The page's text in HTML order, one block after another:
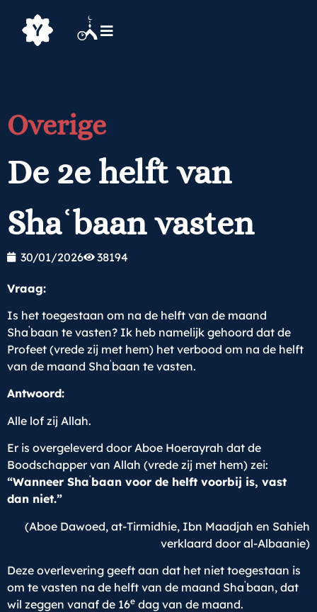
Overige
De 2e helft van
Shaʿbaan vasten
30/01/2026 38194
Vraag:
Is het toegestaan om na de helft van de maand
Shaʿbaan te vasten? Ik heb namelijk gehoord dat de
Profeet (vrede zij met hem) het verbood om na de helft
van de maand Shaʿbaan te vasten.
Antwoord:
Alle lof zij Allah.
Er is overgeleverd door Aboe Hoerayrah dat de
Boodschapper van Allah (vrede zij met hem) zei:
“Wanneer Shaʿbaan voor de helft voorbij is, vast
dan niet.”
(Aboe Dawoed, at-Tirmidhie, Ibn Maadjah en Sahieh
verklaard door al-Albaanie)
Deze overlevering geeft aan dat het niet toegestaan is
om te vasten na de helft van de maand Shaʿbaan, dat
wil zeggen vanaf de 16e dag van de maand.